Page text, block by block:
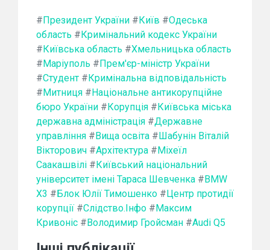
# Президент України # Київ #Одеська
область # Кримінальний кодекс України
# Київська область #Хмельницька область
# Маріуполь # Прем'єр-міністр України
#Студент # Кримінальна відповідальність
# Митниця # Національне антикорупційне
бюро України # Корупція # Київська міська
державна адміністрація #Державне
управління # Вища освіта # Шабунін Віталій
Вікторович #Архітектура # Міхеїл
Саакашвілі # Київський національний
університет імені Тараса Шевченка # BMW
X3 # Блок Юлії Тимошенко # Центр протидії
корупції #Слідство.Інфо # Максим
Кривоніс # Володимир Гройсман #Audi Q5